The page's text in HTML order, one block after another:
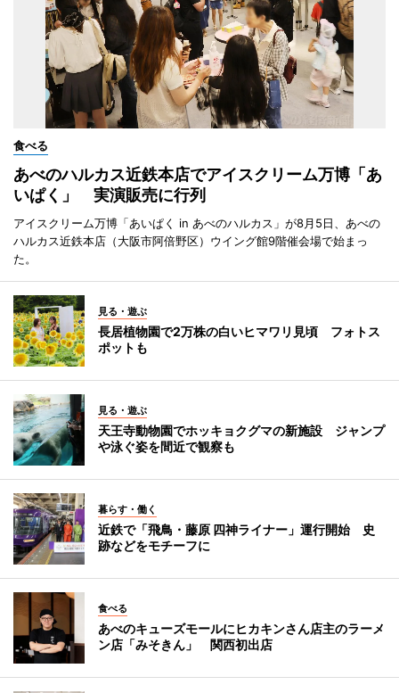
食べる
あべのハルカス近鉄本店でアイスクリーム万博「あ
いぱく」 実演販売に行列
アイスクリーム万博「あいぱく in あべのハルカス」が8月5日、あべの
ハルカス近鉄本店（大阪市阿倍野区）ウイング館9階催会場で始まっ
た。
見る・遊ぶ
長居植物園で2万株の白いヒマワリ見頃 フォトス
ポットも
見る・遊ぶ
天王寺動物園でホッキョクグマの新施設 ジャンプ
や泳ぐ姿を間近で観察も
暮らす・働く
近鉄で「飛鳥・藤原 四神ライナー」運行開始 史
跡などをモチーフに
食べる
あべのキューズモールにヒカキンさん店主のラーメ
ン店「みそきん」 関西初出店